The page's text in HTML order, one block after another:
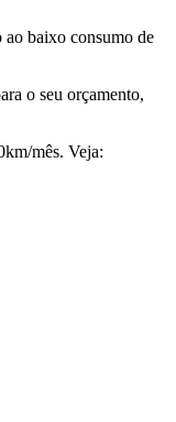
ao baixo consumo de
o seu orçamento,
mês. Veja: